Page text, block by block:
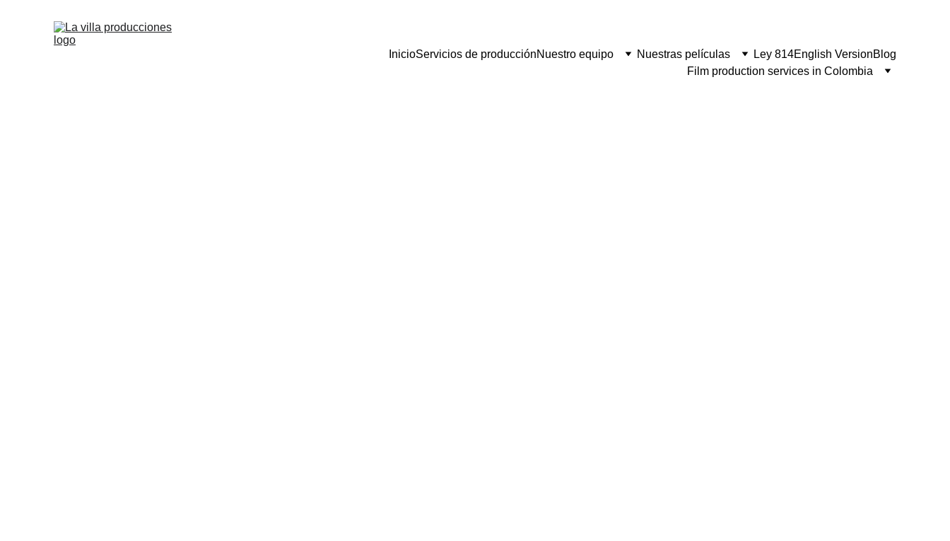
InicioServicios de producciónNuestro equipo Nuestras películas Ley 814English VersionBlog
Film production services in Colombia